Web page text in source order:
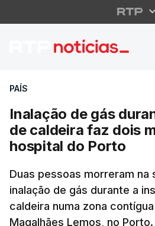
Inalação de
PAÍS
Inalação de gás
de caldeira faz dois
hospital do Porto
Duas pessoas morreram na
inalação de gás durante a
caldeira numa zona
Magalhães Lemos, no